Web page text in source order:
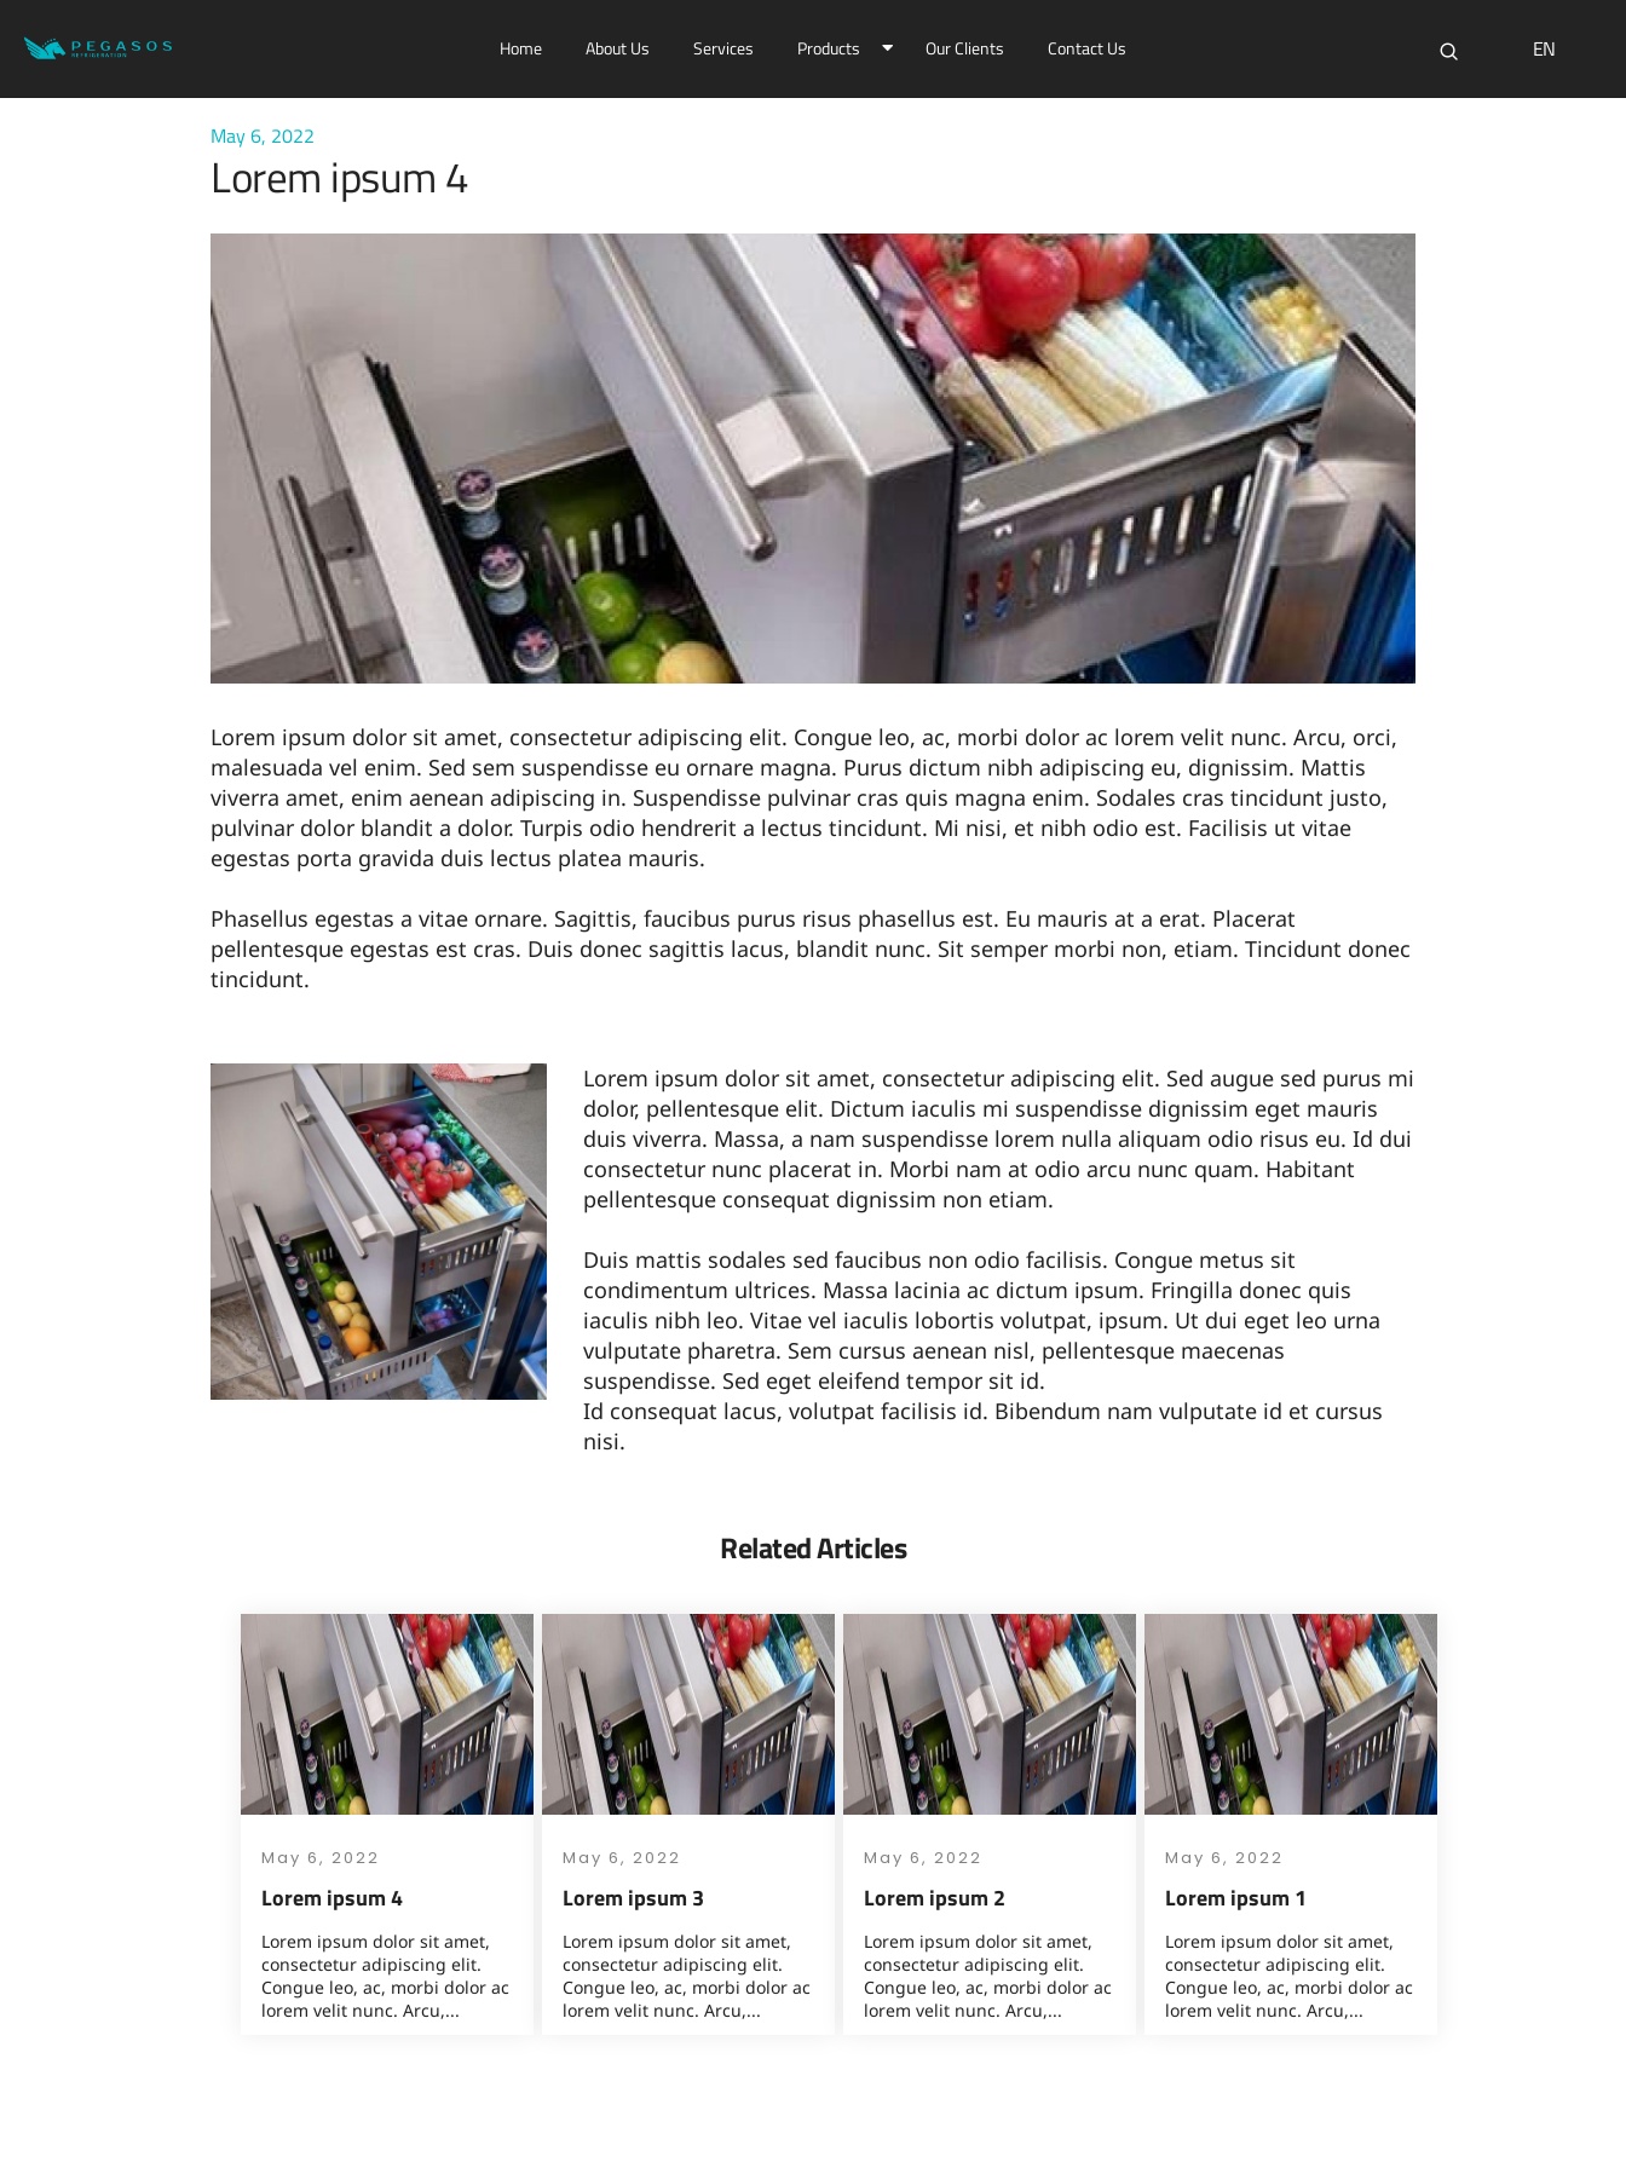
Home About Us Services Products Our Clients Contact Us EN
May 6, 2022
Lorem ipsum 4
Lorem ipsum dolor sit amet, consectetur adipiscing elit. Congue leo, ac, morbi dolor ac lorem velit nunc. Arcu, orci,
malesuada vel enim. Sed sem suspendisse eu ornare magna. Purus dictum nibh adipiscing eu, dignissim. Mattis
viverra amet, enim aenean adipiscing in. Suspendisse pulvinar cras quis magna enim. Sodales cras tincidunt justo,
pulvinar dolor blandit a dolor. Turpis odio hendrerit a lectus tincidunt. Mi nisi, et nibh odio est. Facilisis ut vitae
egestas porta gravida duis lectus platea mauris.
Phasellus egestas a vitae ornare. Sagittis, faucibus purus risus phasellus est. Eu mauris at a erat. Placerat
pellentesque egestas est cras. Duis donec sagittis lacus, blandit nunc. Sit semper morbi non, etiam. Tincidunt donec
tincidunt.
Lorem ipsum dolor sit amet, consectetur adipiscing elit. Sed augue sed purus mi
dolor, pellentesque elit. Dictum iaculis mi suspendisse dignissim eget mauris
duis viverra. Massa, a nam suspendisse lorem nulla aliquam odio risus eu. Id dui
consectetur nunc placerat in. Morbi nam at odio arcu nunc quam. Habitant
pellentesque consequat dignissim non etiam.
Duis mattis sodales sed faucibus non odio facilisis. Congue metus sit
condimentum ultrices. Massa lacinia ac dictum ipsum. Fringilla donec quis
iaculis nibh leo. Vitae vel iaculis lobortis volutpat, ipsum. Ut dui eget leo urna
vulputate pharetra. Sem cursus aenean nisl, pellentesque maecenas
suspendisse. Sed eget eleifend tempor sit id.
Id consequat lacus, volutpat facilisis id. Bibendum nam vulputate id et cursus
nisi.
Related Articles
May 6, 2022
Lorem ipsum 4
Lorem ipsum dolor sit amet,
consectetur adipiscing elit.
Congue leo, ac, morbi dolor ac
lorem velit nunc. Arcu,...
May 6, 2022
Lorem ipsum 3
Lorem ipsum dolor sit amet,
consectetur adipiscing elit.
Congue leo, ac, morbi dolor ac
lorem velit nunc. Arcu,...
May 6, 2022
Lorem ipsum 2
Lorem ipsum dolor sit amet,
consectetur adipiscing elit.
Congue leo, ac, morbi dolor ac
lorem velit nunc. Arcu,...
May 6, 2022
Lorem ipsum 1
Lorem ipsum dolor sit amet,
consectetur adipiscing elit.
Congue leo, ac, morbi dolor ac
lorem velit nunc. Arcu,...